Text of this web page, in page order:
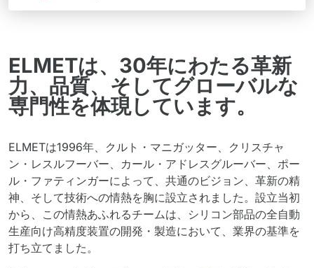
ELMETは、30年にわたる革新
力、品質、そしてグローバルな
専門性を体現しています。
ELMETは1996年、クルト・マニガッター、クリスチャ
ン・レスルフーバー、カール・アドレスグルーバー、ポー
ル・ファティンガーによって、共通のビジョン、革新の精
神、そして技術への情熱を胸に設立されました。設立当初
から、この情熱あふれるチームは、シリコン部品の全自動
生産向け高精度装置の開発・製造において、業界の基準を
打ち立てました。